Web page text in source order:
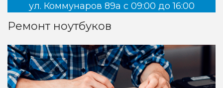
ул. Коммунаров 89а с 09:00 до 16:00
Ремонт ноутбуков